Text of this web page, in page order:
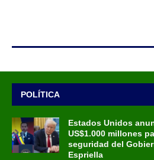
POLÍTICA
Estados Unidos
US$1.000 millones
seguridad del
Espriella